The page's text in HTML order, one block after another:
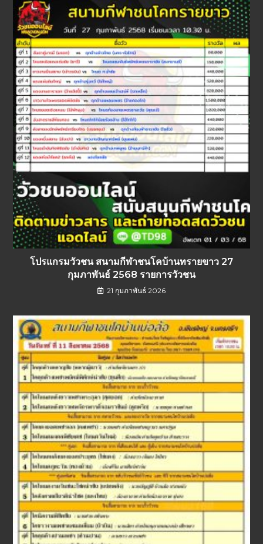
โปรแกรมวัวชน สนามกีฬาชนโคบ้านทรายขาว 27
กุมภาพันธ์ 2568 รายการวัวชน
21 กุมภาพันธ์ 2026